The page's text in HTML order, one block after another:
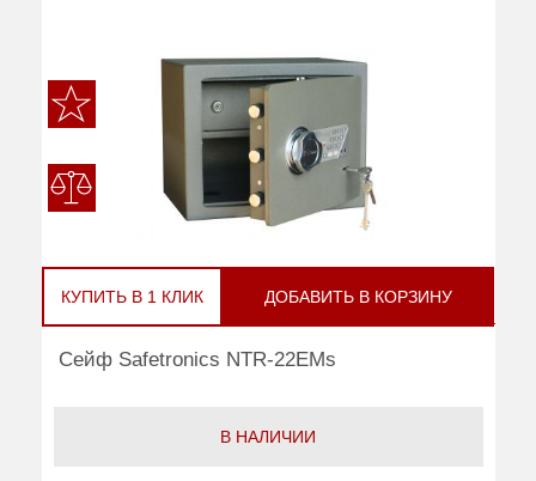
КУПИТЬ В 1 КЛИК ДОБАВИТЬ В КОРЗИНУ
Сейф Safetronics NTR-22EMs
В НАЛИЧИИ